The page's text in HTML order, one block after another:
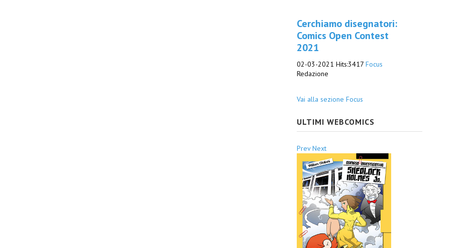
Cerchiamo disegnatori:
Comics Open Contest
2021
02-03-2021 Hits:3417 Focus
Redazione
Vai alla sezione Focus
ULTIMI WEBCOMICS
Prev Next